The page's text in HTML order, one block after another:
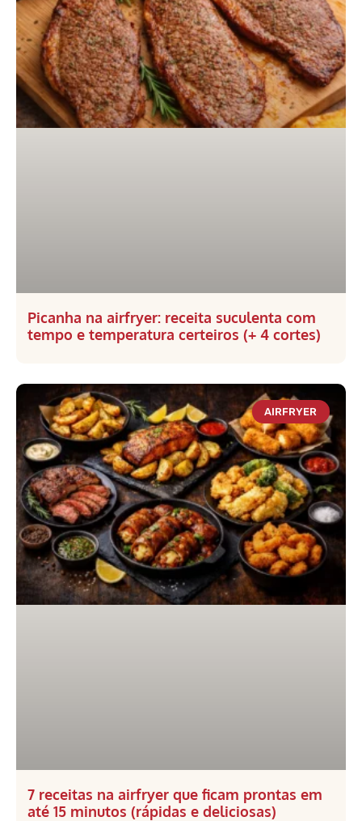
Picanha na airfryer: receita suculenta com
tempo e temperatura certeiros (+ 4 cortes)
AIRFRYER
7 receitas na airfryer que ficam prontas em
até 15 minutos (rápidas e deliciosas)